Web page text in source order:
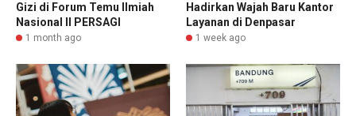
Gizi di Forum Temu Ilmiah
Nasional II PERSAGI
1 month ago
Hadirkan Wajah Baru Kantor
Layanan di Denpasar
1 week ago